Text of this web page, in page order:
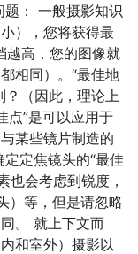
： 一般摄影知识
），您将获得最
越高，您的图像就
相同）。“最佳地
？（因此，理论上
点”是可以应用于
某些镜片制造的
定焦镜头的“最佳
也会考虑到锐度，
）等，但是请忽略
。 就上下文而
和室外）摄影以